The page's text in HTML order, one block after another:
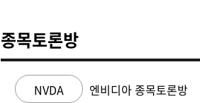
종목토론방
NVDA 엔비디아 종목토론방